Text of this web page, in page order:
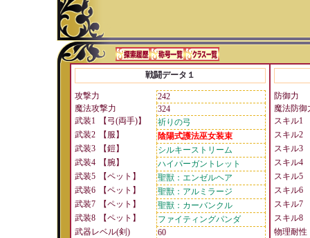
戦闘データ１
攻撃力
242
魔法攻撃力
324
武装1
【弓(両手)】
祈りの弓
武装2
【服】
陰陽式護法巫女装束
武装3
【鎧】
シルキーストリーム
武装4
【腕】
ハイパーガントレット
武装5
【ペット】
聖獣：エンゼルヘア
武装6
【ペット】
聖獣：アルミラージ
武装7
【ペット】
聖獣：カーバンクル
武装8
【ペット】
ファイティングパンダ
武器レベル(剣)
60
防御力
魔法防御
スキル1
スキル2
スキル3
スキル4
スキル5
スキル6
スキル7
スキル8
物理耐性